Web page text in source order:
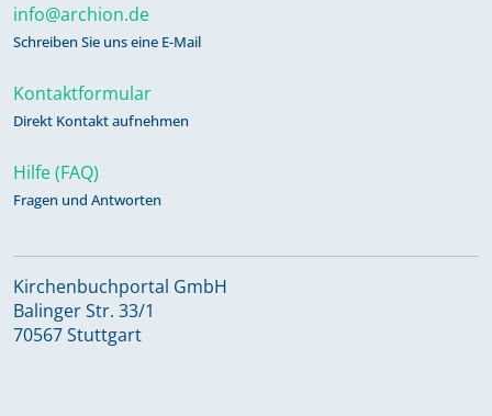
info@archion.de
Schreiben Sie uns eine E-Mail
Kontaktformular
Direkt Kontakt aufnehmen
Hilfe (FAQ)
Fragen und Antworten
Kirchenbuchportal GmbH
Balinger Str. 33/1
70567 Stuttgart